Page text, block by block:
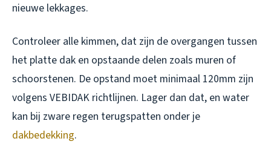
nieuwe lekkages.
Controleer alle kimmen, dat zijn de overgangen tussen
het platte dak en opstaande delen zoals muren of
schoorstenen. De opstand moet minimaal 120mm zijn
volgens VEBIDAK richtlijnen. Lager dan dat, en water
kan bij zware regen terugspatten onder je
dakbedekking.